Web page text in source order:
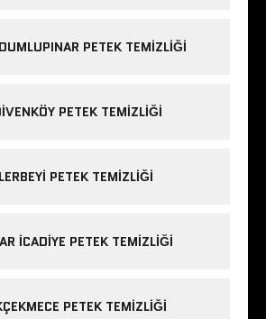
PETEK TEMIZLIĞI
PETEK TEMIZLIĞI
PETEK TEMIZLIĞI
ICADIYE PETEK TEMIZLIĞI
PETEK TEMIZLIĞI